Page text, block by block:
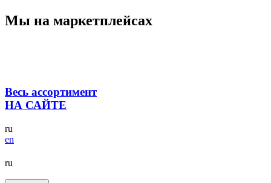
Мы на маркетплейсах
Весь ассортимент
НА САЙТЕ
ru
en
ru